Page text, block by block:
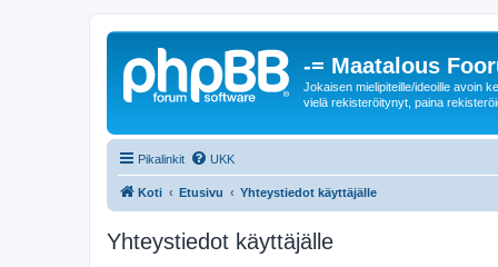
-= Maatalous
Jokaisen mielipiteille/ideoille avoin
vielä rekisteröitynyt, paina
Pikalinkit UKK
Koti Etusivu Yhteystiedot käyttäjälle
Yhteystiedot käyttäjälle